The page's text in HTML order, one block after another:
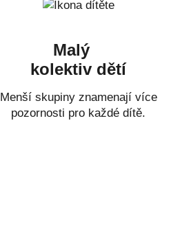
Malý
kolektiv dětí
Menší skupiny znamenají více
pozornosti pro každé dítě.